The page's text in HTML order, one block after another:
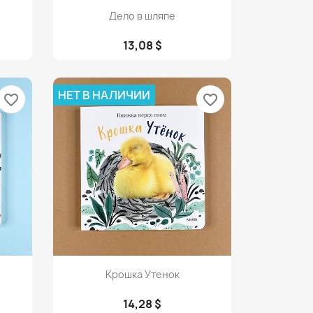
Просмотр
Дело в шляпе
13,08 $
favorite_border
Просмотр
Крошка Утенок
14,28 $
НЕТ В НАЛИЧИИ favorite_border